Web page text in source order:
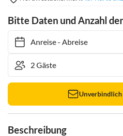
Bitte Daten und Anzahl
Anreise- Abreise
Unverbindlich
Beschreibung